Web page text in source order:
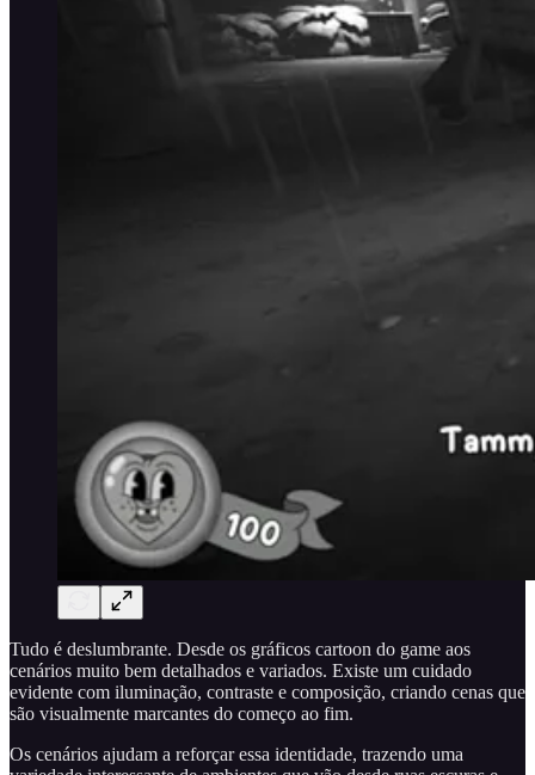
Tudo é deslumbrante. Desde os gráficos cartoon do game aos
cenários muito bem detalhados e variados. Existe um cuidado
evidente com iluminação, contraste e composição, criando cenas que
são visualmente marcantes do começo ao fim.
Os cenários ajudam a reforçar essa identidade, trazendo uma